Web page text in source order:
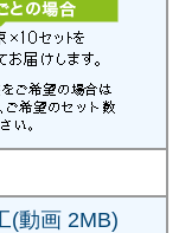
(動画 2MB)